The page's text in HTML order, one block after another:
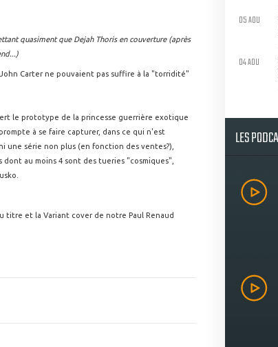
quasiment que Dejah Thoris en couverture (après
Carter ne pouvaient pas suffire à la "torridité"
le prototype de la princesse guerrière exotique
à se faire capturer, dans ce qui n'est
une série non plus (en fonction des ventes?),
au moins 4 sont des tueries "cosmiques",
titre et la Variant cover de notre Paul Renaud
05 AOU
04 AOU
LES